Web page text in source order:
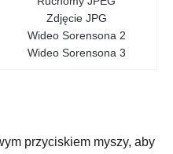
Zdjęcie JPG
Wideo Sorensona 2
Wideo Sorensona 3
przyciskiem myszy, aby